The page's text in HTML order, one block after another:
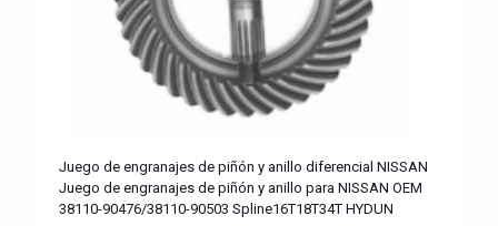
Juego de engranajes de piñón y anillo diferencial NISSAN
Juego de engranajes de piñón y anillo para NISSAN OEM
38110-90476/38110-90503 Spline16T18T34T HYDUN